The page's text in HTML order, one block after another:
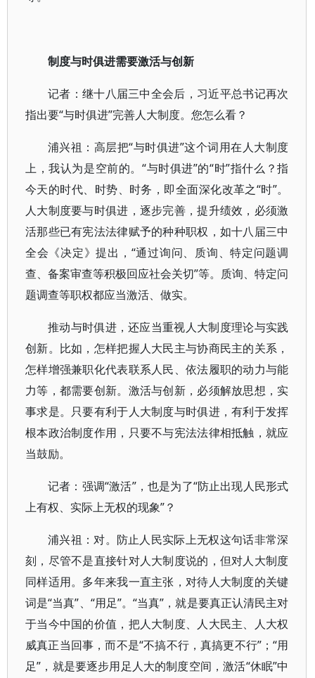
制度与时俱进需要激活与创新
记者：继十八届三中全会后，习近平总书记再次
指出要“与时俱进”完善人大制度。您怎么看？
浦兴祖：高层把“与时俱进”这个词用在人大制度
上，我认为是空前的。“与时俱进”的“时”指什么？指
今天的时代、时势、时务，即全面深化改革之“时”。
人大制度要与时俱进，逐步完善，提升绩效，必须激
活那些已有宪法法律赋予的种种职权，如十八届三中
全会《决定》提出，“通过询问、质询、特定问题调
查、备案审查等积极回应社会关切”等。质询、特定问
题调查等职权都应当激活、做实。
推动与时俱进，还应当重视人大制度理论与实践
创新。比如，怎样把握人大民主与协商民主的关系，
怎样增强兼职化代表联系人民、依法履职的动力与能
力等，都需要创新。激活与创新，必须解放思想，实
事求是。只要有利于人大制度与时俱进，有利于发挥
根本政治制度作用，只要不与宪法法律相抵触，就应
当鼓励。
记者：强调“激活”，也是为了“防止出现人民形式
上有权、实际上无权的现象”？
浦兴祖：对。防止人民实际上无权这句话非常深
刻，尽管不是直接针对人大制度说的，但对人大制度
同样适用。多年来我一直主张，对待人大制度的关键
词是“当真”、“用足”。“当真”，就是要真正认清民主对
于当今中国的价值，把人大制度、人大民主、人大权
威真正当回事，而不是“不搞不行，真搞更不行”；“用
足”，就是要逐步用足人大的制度空间，激活“休眠”中